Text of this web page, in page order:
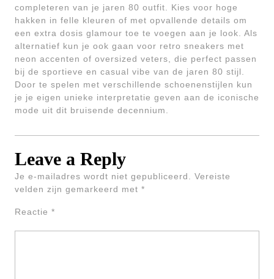
completeren van je jaren 80 outfit. Kies voor hoge
hakken in felle kleuren of met opvallende details om
een extra dosis glamour toe te voegen aan je look. Als
alternatief kun je ook gaan voor retro sneakers met
neon accenten of oversized veters, die perfect passen
bij de sportieve en casual vibe van de jaren 80 stijl.
Door te spelen met verschillende schoenenstijlen kun
je je eigen unieke interpretatie geven aan de iconische
mode uit dit bruisende decennium.
Leave a Reply
Je e-mailadres wordt niet gepubliceerd.
Vereiste
velden zijn gemarkeerd met *
Reactie *